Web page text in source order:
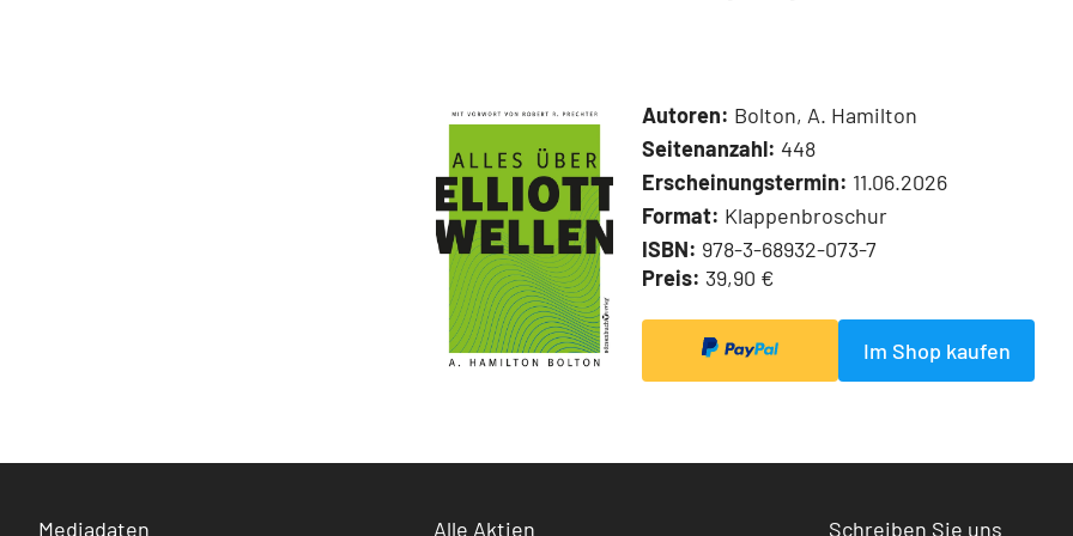
Autoren: Bolton, A. Hamilton
Seitenanzahl: 448
Erscheinungstermin: 11.06.2026
Format: Klappenbroschur
ISBN: 978-3-68932-073-7
Preis: 39,90 €
Im Shop kaufen
Mediadaten Alle Aktien Schreiben Sie uns